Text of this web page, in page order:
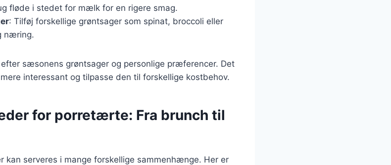
fløde i stedet for mælk for en rigere smag.
: Tilføj forskellige grøntsager som spinat, broccoli eller
næring.
sæsonens grøntsager og personlige præferencer. Det
interessant og tilpasse den til forskellige kostbehov.
for porretærte: Fra brunch til
serveres i mange forskellige sammenhænge. Her er